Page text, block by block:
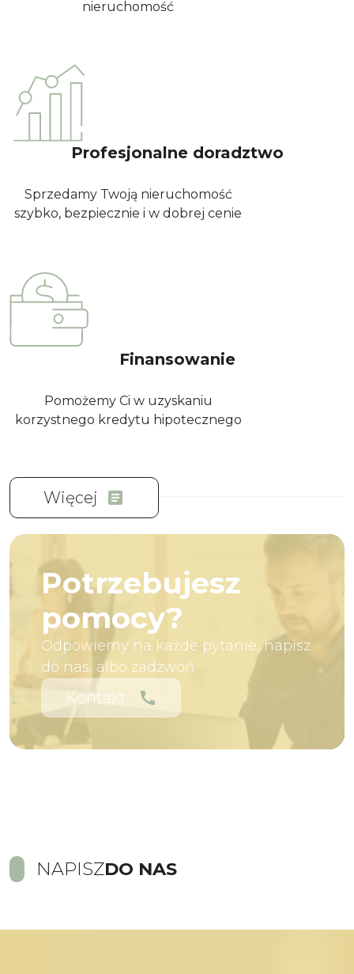
nieruchomość
Profesjonalne doradztwo
Sprzedamy Twoją nieruchomość
szybko, bezpiecznie i w dobrej cenie
Finansowanie
Pomożemy Ci w uzyskaniu
korzystnego kredytu hipotecznego
Więcej article
Potrzebujesz
pomocy?
Odpowiemy na każde pytanie, napisz
do nas, albo zadzwoń
Kontakt call
NAPISZDO NAS